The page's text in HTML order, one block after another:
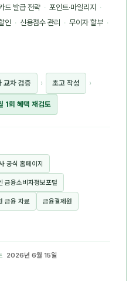
드 발급 전략 · 포인트·마일리지 ·
인 · 신용점수 관리 · 무이자 할부 ·
교차 검증 › 초고 작성 ›
1회 혜택 재검토
공식 홈페이지
금융소비자정보포털
금융 자료 금융결제원
2026년 6월 15일